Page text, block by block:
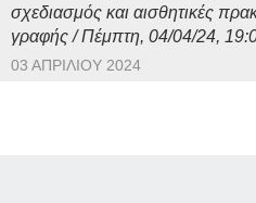
σχεδιασμός και αισθητικές
γραφής / Πέμπτη, 04/04/24,
03 ΑΠΡΙΛΊΟΥ 2024